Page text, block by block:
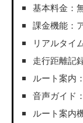
基本料金：
課金機能：
リアルタイ
走行距離記
ルート案内
音声ガイド
ルート案内